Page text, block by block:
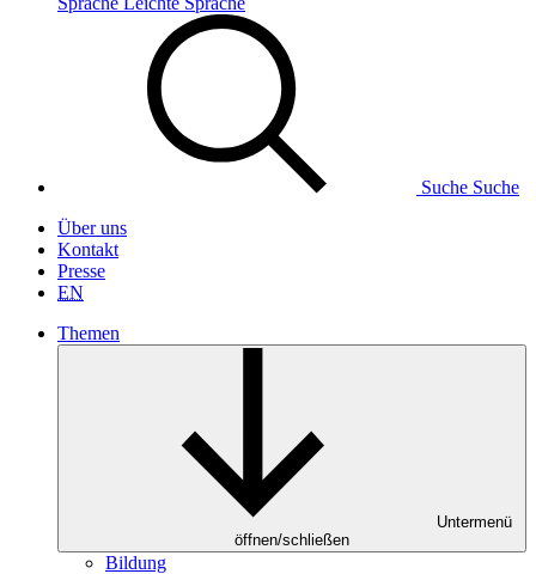
Suche Suche
Über uns
Kontakt
Presse
EN
Themen
Untermenü
öffnen/schließen
Bildung